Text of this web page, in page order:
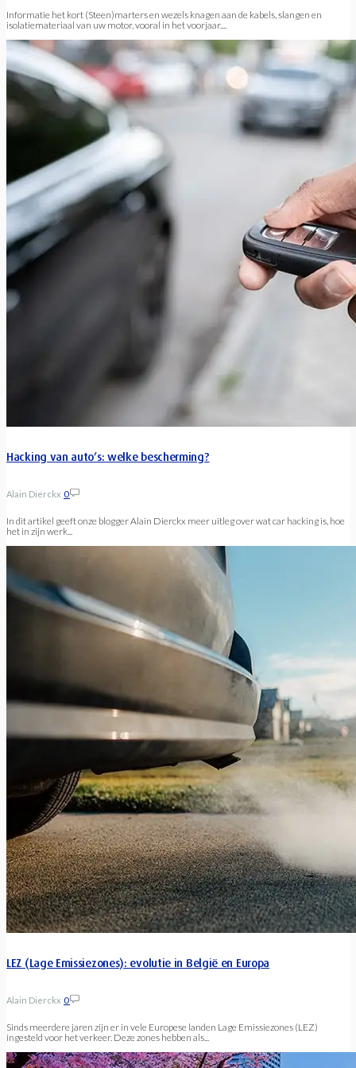
Informatie het kort (Steen)marters en wezels knagen aan de kabels, slangen en
isolatiemateriaal van uw motor, vooral in het voorjaar....
Hacking van auto’s: welke bescherming?
Alain Dierckx 0
In dit artikel geeft onze blogger Alain Dierckx meer uitleg over wat car hacking is, hoe
het in zijn werk...
LEZ (Lage Emissiezones): evolutie in België en Europa
Alain Dierckx 0
Sinds meerdere jaren zijn er in vele Europese landen Lage Emissiezones (LEZ)
ingesteld voor het verkeer. Deze zones hebben als...